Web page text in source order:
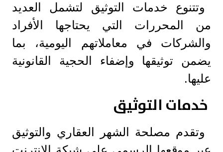
وتتنوع خدمات التوثيق لتشمل العديد
من المحررات التي يحتاجها الأفراد
والشركات في معاملاتهم اليومية، بما
يضمن توثيقها وإضفاء الحجية القانونية
عليها.
خدمات التوثيق
وتقدم مصلحة الشهر العقاري والتوثيق